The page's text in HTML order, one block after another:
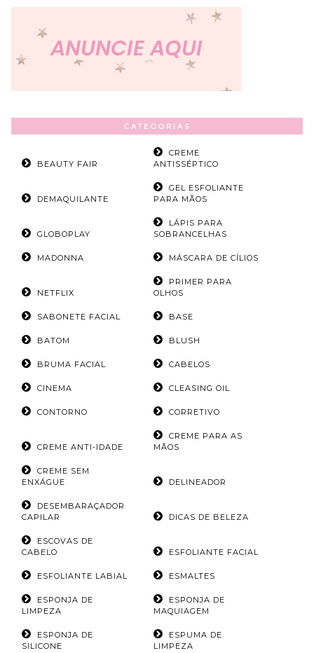
CATEGORIAS
BEAUTY FAIR
CREME
ANTISSÉPTICO
DEMAQUILANTE
GEL ESFOLIANTE
PARA MÃOS
GLOBOPLAY
LÁPIS PARA
SOBRANCELHAS
MADONNA MÁSCARA DE CÍLIOS
NETFLIX
PRIMER PARA
OLHOS
SABONETE FACIAL BASE
BATOM BLUSH
BRUMA FACIAL CABELOS
CINEMA CLEASING OIL
CONTORNO CORRETIVO
CREME ANTI-IDADE
CREME PARA AS
MÃOS
CREME SEM
ENXÁGUE
DELINEADOR
DESEMBARAÇADOR
CAPILAR
DICAS DE BELEZA
ESCOVAS DE
CABELO
ESFOLIANTE FACIAL
ESFOLIANTE LABIAL ESMALTES
ESPONJA DE
LIMPEZA
ESPONJA DE
MAQUIAGEM
ESPONJA DE
SILICONE
ESPUMA DE
LIMPEZA